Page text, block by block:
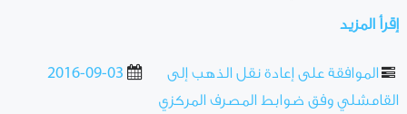
إقرأ المزيد
2016-09-03
الموافقة على إعادة نقل الذهب إلى
القامشلي وفق ضوابط المصرف المركزي